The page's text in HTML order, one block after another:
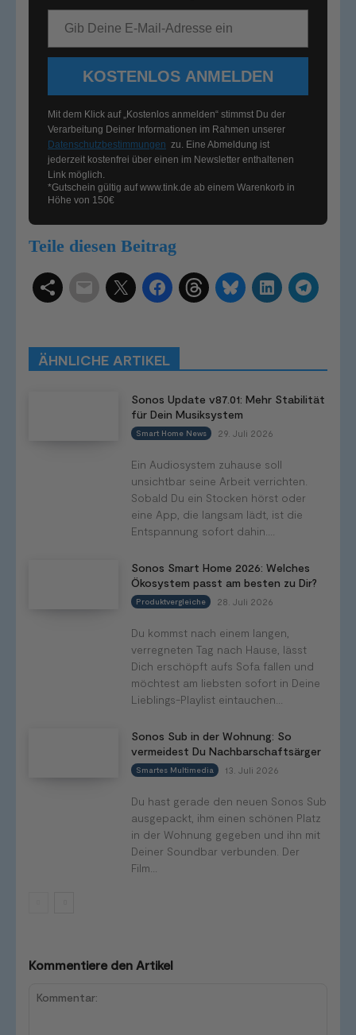
KOSTENLOS ANMELDEN
Mit dem Klick auf „Kostenlos anmelden“ stimmst Du der
Verarbeitung Deiner Informationen im Rahmen unserer
Datenschutzbestimmungen zu. Eine Abmeldung ist
jederzeit kostenfrei über einen im Newsletter enthaltenen
Link möglich.
*Gutschein gültig aufwww.tink.de ab einem Warenkorb in
Höhe von 150€
Teile diesen Beitrag
ÄHNLICHE ARTIKEL
Sonos Update v87.01: Mehr Stabilität
für Dein Musiksystem
Smart Home News 29. Juli 2026
Ein Audiosystem zuhause soll
unsichtbar seine Arbeit verrichten.
Sobald Du ein Stocken hörst oder
eine App, die langsam lädt, ist die
Entspannung sofort dahin....
Sonos Smart Home 2026: Welches
Ökosystem passt am besten zu Dir?
Produktvergleiche 28. Juli 2026
Du kommst nach einem langen,
verregneten Tag nach Hause, lässt
Dich erschöpft aufs Sofa fallen und
möchtest am liebsten sofort in Deine
Lieblings-Playlist eintauchen...
Sonos Sub in der Wohnung: So
vermeidest Du Nachbarschaftsärger
Smartes Multimedia 13. Juli 2026
Du hast gerade den neuen Sonos Sub
ausgepackt, ihm einen schönen Platz
in der Wohnung gegeben und ihn mit
Deiner Soundbar verbunden. Der
Film...
Kommentiere den Artikel